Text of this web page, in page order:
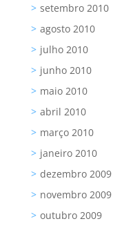
setembro 2010
agosto 2010
julho 2010
junho 2010
maio 2010
abril 2010
março 2010
janeiro 2010
dezembro 2009
novembro 2009
outubro 2009